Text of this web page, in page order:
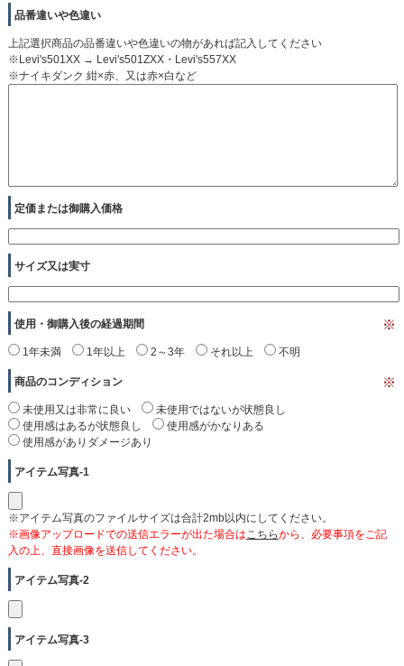
品番違いや色違い
上記選択商品の品番違いや色違いの物があれば記入してください
※Levi's501XX → Levi's501ZXX・Levi's557XX
※ナイキダンク 紺×赤、又は赤×白など
定価または御購入価格
サイズ又は実寸
使用・御購入後の経過期間 ※
1年未満 1年以上 2～3年 それ以上 不明
商品のコンディション ※
未使用又は非常に良い
未使用ではないが状態良し
使用感はあるが状態良し
使用感がかなりある
使用感がありダメージあり
アイテム写真-1
※アイテム写真のファイルサイズは合計2mb以内にしてください。
※画像アップロードでの送信エラーが出た場合は こちらから、必要事項をご記
入の上、直接画像を送信してください。
アイテム写真-2
アイテム写真-3